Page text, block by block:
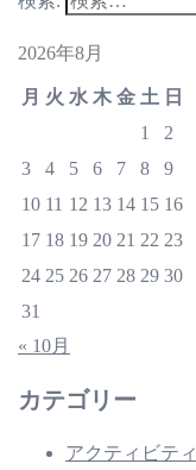
2026年8月
月 火 水 木 金 土 日
1
2
3
4 5 6 7 8
9
10 11 12 13 14 15 16
17 18 19 20 21 22 23
24 25 26 27 28 29 30
31
« 10月
カテゴリー
アクティビティ